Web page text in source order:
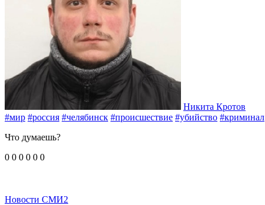
Никита Кротов
#мир #россия #челябинск #происшествие #убийство #криминал
Что думаешь?
0 0 0 0 0 0
Новости СМИ2